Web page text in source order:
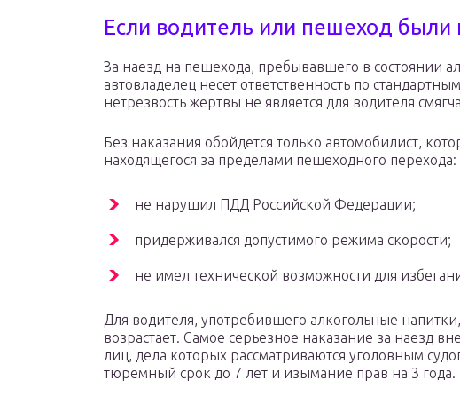
Если водитель или пешеход были
За наезд на пешехода, пребывавшего в состоянии
автовладелец несет ответственность по
нетрезвость жертвы не является для водителя
Без наказания обойдется только автомобилист,
находящегося за пределами пешеходного перехода:
не нарушил ПДД Российской Федерации;
придерживался допустимого режима скорости;
не имел технической возможности для
Для водителя, употребившего алкогольные
возрастает. Самое серьезное наказание за наезд
лиц, дела которых рассматриваются уголовным
тюремный срок до 7 лет и изымание прав на 3 года.